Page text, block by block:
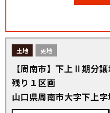
土地 更地
【周南市】下上Ⅱ期分
残り１区画
山口県周南市大字下上